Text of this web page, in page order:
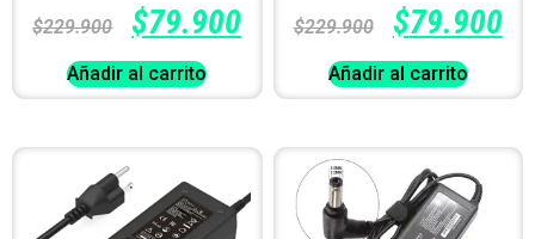
$229.900 $79.900
Añadir al carrito
$229.900 $79.900
Añadir al carrito